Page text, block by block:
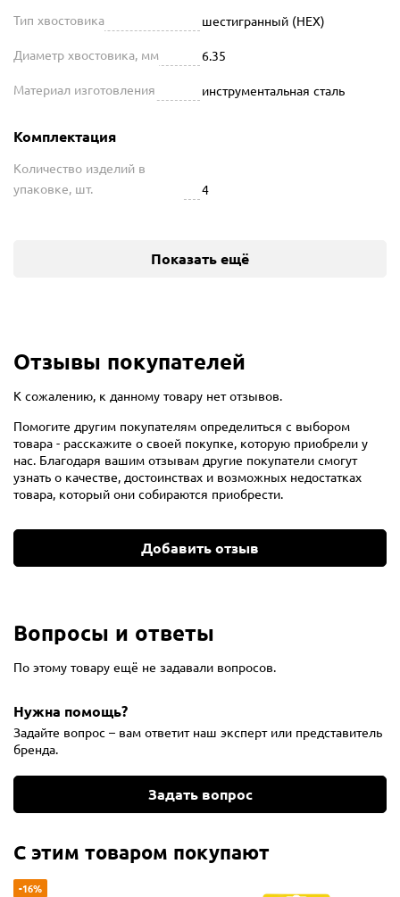
Тип хвостовика шестигранный (HEX)
Диаметр хвостовика, мм 6.35
Материал изготовления инструментальная сталь
Комплектация
Количество изделий в
упаковке, шт.
4
Показать ещё
Отзывы покупателей
К сожалению, к данному товару нет отзывов.
Помогите другим покупателям определиться с выбором
товара - расскажите о своей покупке, которую приобрели у
нас. Благодаря вашим отзывам другие покупатели смогут
узнать о качестве, достоинствах и возможных недостатках
товара, который они собираются приобрести.
Добавить отзыв
Вопросы и ответы
По этому товару ещё не задавали вопросов.
Нужна помощь?
Задайте вопрос – вам ответит наш эксперт или представитель
бренда.
Задать вопрос
С этим товаром покупают
-16%